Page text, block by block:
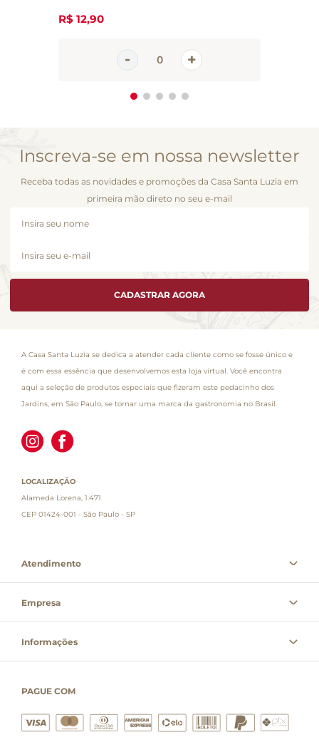
R$ 12,90
Inscreva-se em nossa newsletter
Receba todas as novidades e promoções da Casa Santa Luzia em
primeira mão direto no seu e-mail
CADASTRAR AGORA
A Casa Santa Luzia se dedica a atender cada cliente como se fosse único e
é com essa essência que desenvolvemos esta loja virtual. Você encontra
aqui a seleção de produtos especiais que fizeram este pedacinho dos
Jardins, em São Paulo, se tornar uma marca da gastronomia no Brasil.
LOCALIZAÇÃO
Alameda Lorena, 1.471
CEP 01424-001 - São Paulo - SP
Atendimento
Empresa
Informações
PAGUE COM